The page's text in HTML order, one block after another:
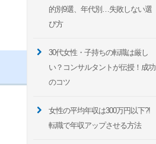
的別9選、年代別…失敗しない選
び方
30代女性・子持ちの転職は厳し
い？コンサルタントが伝授！成功
のコツ
女性の平均年収は300万円以下?!
転職で年収アップさせる方法